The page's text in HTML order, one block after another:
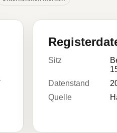
Sitz
Datenstand
Quelle